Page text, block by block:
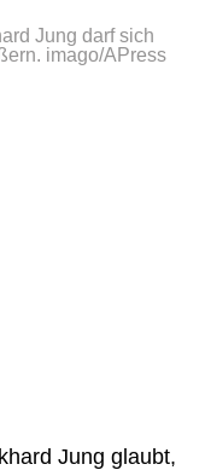
Jung darf sich
imago/APress
Jung glaubt,